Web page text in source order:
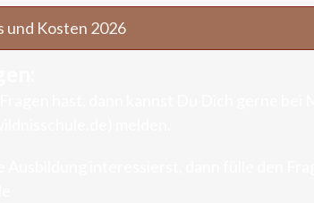
und Kosten 2026